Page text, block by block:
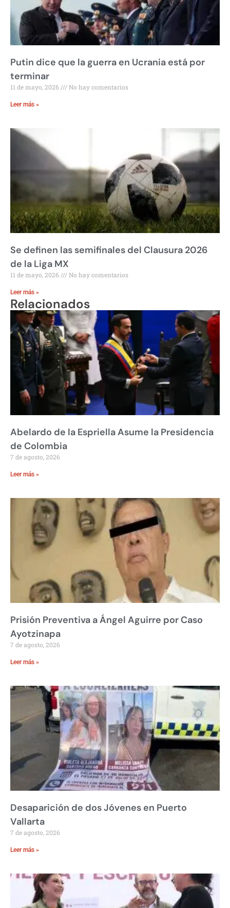
Putin dice que la guerra en Ucrania está por
terminar
11 de mayo, 2026 No hay comentarios
Leer más »
Se definen las semifinales del Clausura 2026
de la Liga MX
11 de mayo, 2026 No hay comentarios
Leer más »
Relacionados
Abelardo de la Espriella Asume la Presidencia
de Colombia
7 de agosto, 2026
Leer más »
Prisión Preventiva a Ángel Aguirre por Caso
Ayotzinapa
7 de agosto, 2026
Leer más »
Desaparición de dos Jóvenes en Puerto
Vallarta
7 de agosto, 2026
Leer más »